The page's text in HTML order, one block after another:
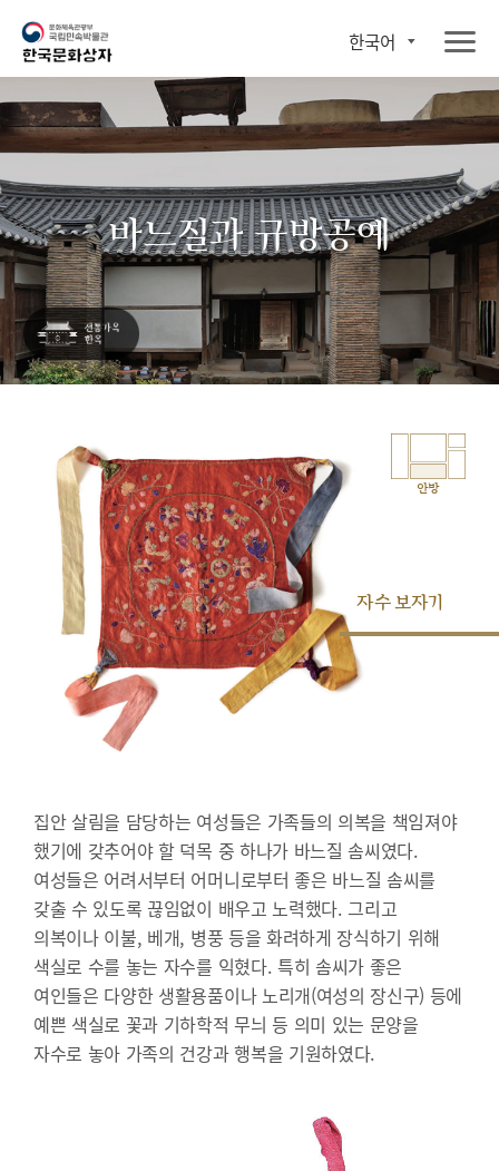
한국어
바느질과 규방공예
안방
자수 보자기
집안 살림을 담당하는 여성들은 가족들의 의복을 책임져야
했기에 갖추어야 할 덕목 중 하나가 바느질 솜씨였다.
여성들은 어려서부터 어머니로부터 좋은 바느질 솜씨를
갖출 수 있도록 끊임없이 배우고 노력했다. 그리고
의복이나 이불, 베개, 병풍 등을 화려하게 장식하기 위해
색실로 수를 놓는 자수를 익혔다. 특히 솜씨가 좋은
여인들은 다양한 생활용품이나 노리개(여성의 장신구) 등에
예쁜 색실로 꽃과 기하학적 무늬 등 의미 있는 문양을
자수로 놓아 가족의 건강과 행복을 기원하였다.